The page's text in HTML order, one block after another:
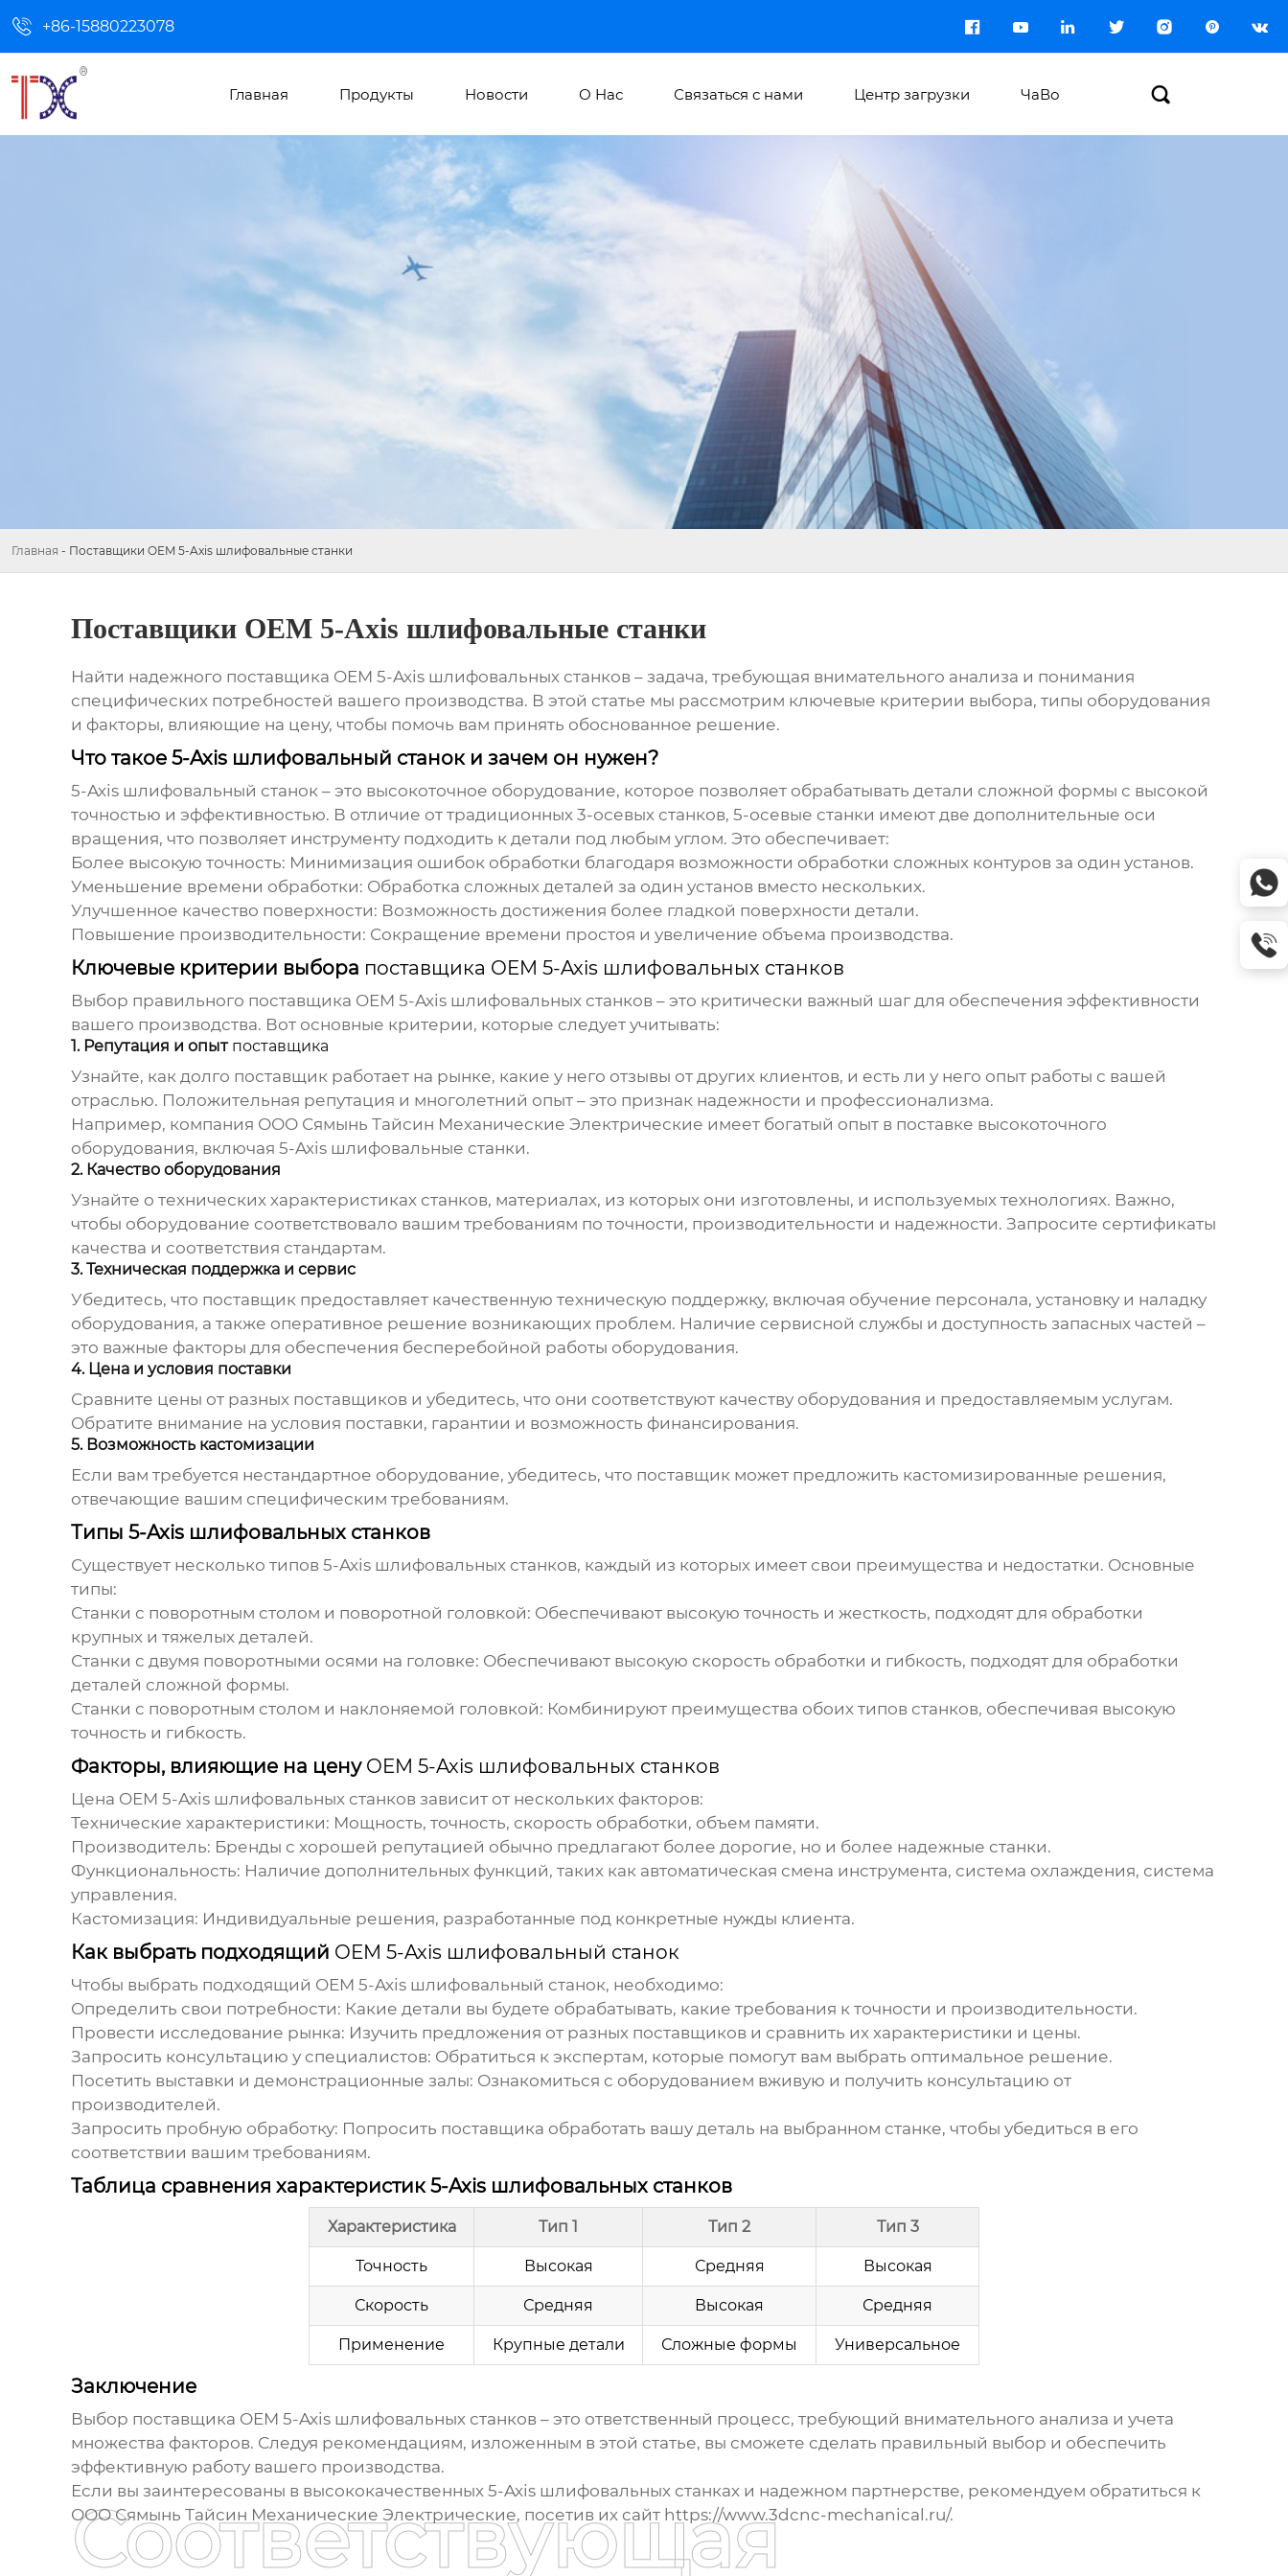
 +86-15880223078       
Главная Продукты Новости О Hас Связаться с нами Центр загрузки ЧаВо 
Главная - Поставщики OEM 5-Axis шлифовальные станки
Поставщики OEM 5-Axis шлифовальные станки
Найти надежного поставщика OEM 5-Axis шлифовальных станков– задача, требующая внимательного анализа и понимания
специфических потребностей вашего производства. В этой статье мы рассмотрим ключевые критерии выбора, типы оборудования
и факторы, влияющие на цену, чтобы помочь вам принять обоснованное решение.
Что такое 5-Axis шлифовальный станок и зачем он нужен?
5-Axis шлифовальный станок – это высокоточное оборудование, которое позволяет обрабатывать детали сложной формы с высокой
точностью и эффективностью. В отличие от традиционных 3-осевых станков, 5-осевые станки имеют две дополнительные оси
вращения, что позволяет инструменту подходить к детали под любым углом. Это обеспечивает:
Более высокую точность: Минимизация ошибок обработки благодаря возможности обработки сложных контуров за один установ.
Уменьшение времени обработки: Обработка сложных деталей за один установ вместо нескольких.
Улучшенное качество поверхности: Возможность достижения более гладкой поверхности детали.
Повышение производительности: Сокращение времени простоя и увеличение объема производства.
Ключевые критерии выбора поставщика OEM 5-Axis шлифовальных станков
Выбор правильного поставщика OEM 5-Axis шлифовальных станков– это критически важный шаг для обеспечения эффективности
вашего производства. Вот основные критерии, которые следует учитывать:
1. Репутация и опыт поставщика
Узнайте, как долго поставщикработает на рынке, какие у него отзывы от других клиентов, и есть ли у него опыт работы с вашей
отраслью. Положительная репутация и многолетний опыт – это признак надежности и профессионализма.
Например, компания ООО Сямынь Тайсин Механические Электрические имеет богатый опыт в поставке высокоточного
оборудования, включая 5-Axis шлифовальные станки.
2. Качество оборудования
Узнайте о технических характеристиках станков, материалах, из которых они изготовлены, и используемых технологиях. Важно,
чтобы оборудование соответствовало вашим требованиям по точности, производительности и надежности. Запросите сертификаты
качества и соответствия стандартам.
3. Техническая поддержка и сервис
Убедитесь, что поставщикпредоставляет качественную техническую поддержку, включая обучение персонала, установку и наладку
оборудования, а также оперативное решение возникающих проблем. Наличие сервисной службы и доступность запасных частей –
это важные факторы для обеспечения бесперебойной работы оборудования.
4. Цена и условия поставки
Сравните цены от разных поставщикови убедитесь, что они соответствуют качеству оборудования и предоставляемым услугам.
Обратите внимание на условия поставки, гарантии и возможность финансирования.
5. Возможность кастомизации
Если вам требуется нестандартное оборудование, убедитесь, что поставщикможет предложить кастомизированные решения,
отвечающие вашим специфическим требованиям.
Типы 5-Axis шлифовальных станков
Существует несколько типов 5-Axis шлифовальных станков, каждый из которых имеет свои преимущества и недостатки. Основные
типы:
Станки с поворотным столом и поворотной головкой: Обеспечивают высокую точность и жесткость, подходят для обработки
крупных и тяжелых деталей.
Станки с двумя поворотными осями на головке: Обеспечивают высокую скорость обработки и гибкость, подходят для обработки
деталей сложной формы.
Станки с поворотным столом и наклоняемой головкой: Комбинируют преимущества обоих типов станков, обеспечивая высокую
точность и гибкость.
Факторы, влияющие на цену OEM 5-Axis шлифовальных станков
Цена OEM 5-Axis шлифовальных станковзависит от нескольких факторов:
Технические характеристики: Мощность, точность, скорость обработки, объем памяти.
Производитель: Бренды с хорошей репутацией обычно предлагают более дорогие, но и более надежные станки.
Функциональность: Наличие дополнительных функций, таких как автоматическая смена инструмента, система охлаждения, система
управления.
Кастомизация: Индивидуальные решения, разработанные под конкретные нужды клиента.
Как выбрать подходящий OEM 5-Axis шлифовальный станок
Чтобы выбрать подходящий OEM 5-Axis шлифовальный станок, необходимо:
Определить свои потребности: Какие детали вы будете обрабатывать, какие требования к точности и производительности.
Провести исследование рынка: Изучить предложения от разных поставщикови сравнить их характеристики и цены.
Запросить консультацию у специалистов: Обратиться к экспертам, которые помогут вам выбрать оптимальное решение.
Посетить выставки и демонстрационные залы: Ознакомиться с оборудованием вживую и получить консультацию от
производителей.
Запросить пробную обработку: Попросить поставщика обработать вашу деталь на выбранном станке, чтобы убедиться в его
соответствии вашим требованиям.
Таблица сравнения характеристик 5-Axis шлифовальных станков
Характеристика Тип 1 Тип 2 Тип 3
Точность Высокая Средняя Высокая
Скорость Средняя Высокая Средняя
Применение Крупные детали Сложные формы Универсальное
Заключение
Выбор поставщика OEM 5-Axis шлифовальных станков– это ответственный процесс, требующий внимательного анализа и учета
множества факторов. Следуя рекомендациям, изложенным в этой статье, вы сможете сделать правильный выбор и обеспечить
эффективную работу вашего производства.
Если вы заинтересованы в высококачественных 5-Axis шлифовальных станкахи надежном партнерстве, рекомендуем обратиться к
ООО Сямынь Тайсин Механические Электрические, посетив их сайт https://www.3dcnc-mechanical.ru/.
Соответствующая